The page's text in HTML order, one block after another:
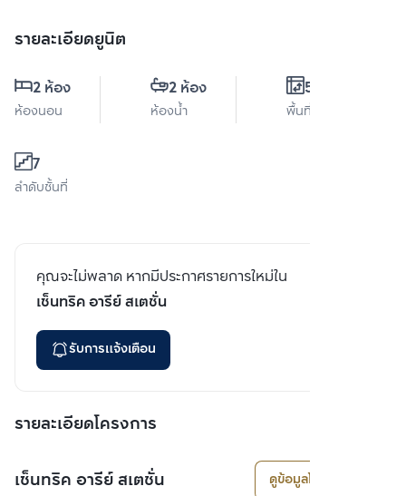
รายละเอียดยูนิต
2 ห้อง
ห้องนอน
2 ห้อง
ห้องน้ำ
53 ตร.ม.
พื้นที่ใช้สอย
7
ลำดับชั้นที่
คุณจะไม่พลาด หากมีประกาศรายการใหม่ใน
เซ็นทริค อารีย์ สเตชั่น
รับการแจ้งเตือน
รายละเอียดโครงการ
เซ็นทริค อารีย์ สเตชั่น ดูข้อมูลโครงการ